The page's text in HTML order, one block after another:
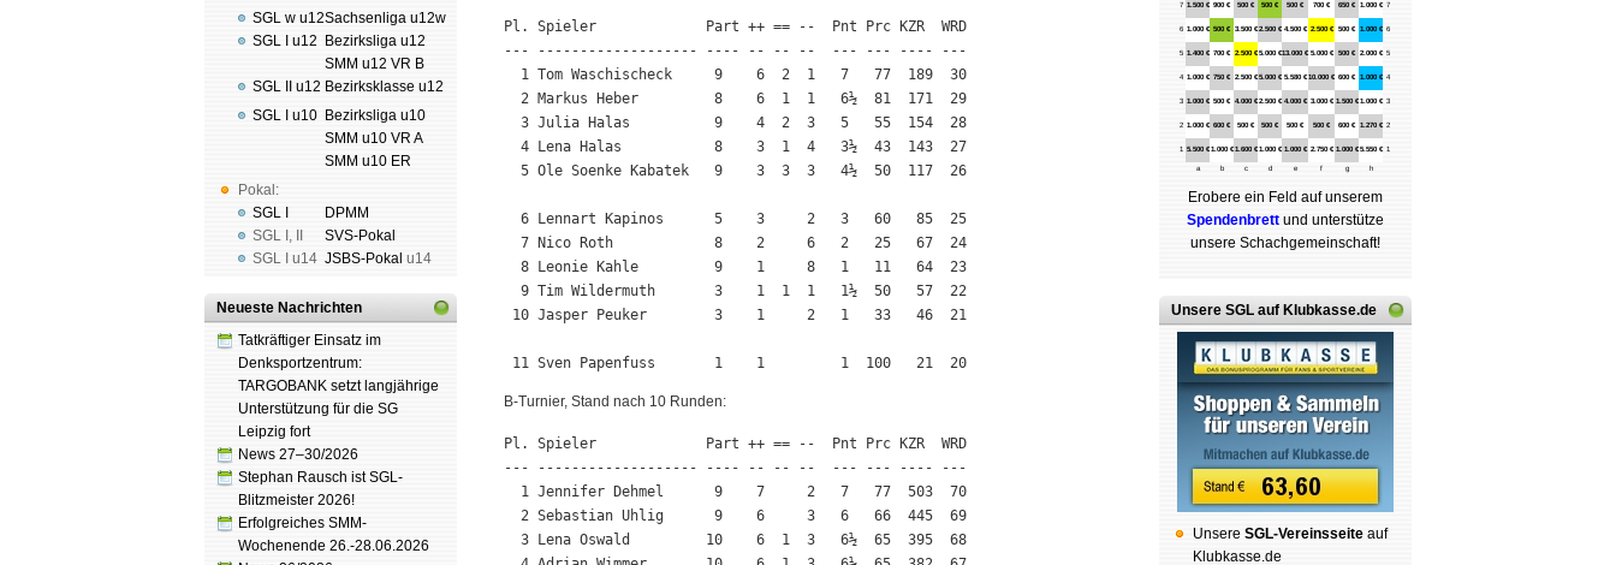
SGL w u12
SGL I u12
SGL II u12
SGL I u10
Pokal:
SGL I
SGL I ,
SGL I
u14
Sachsenliga u12w
Bezirksliga u12
SMM u12 VR B
Bezirksklasse u12
Bezirksliga u10
SMM u10 VR A
SMM u10 ER
DPMM
SVS-Pokal
JSBS-Pokal u14
Neueste Nachrichten
Tatkräftiger Einsatz im
Denksportzentrum:
TARGOBANK setzt langjährige
Unterstützung für die SG
Leipzig fort
News 27–30/2026
Stephan Rausch ist SGL-
Blitzmeister 2026!
Erfolgreiches SMM-
Wochenende 26.-28.06.2026
Pl. Spieler             Part ++ == --  Pnt Prc KZR  WRD
--- ------------------- ---- -- -- --  --- --- ---- ---
  1 Tom Waschischeck     9    6  2  1   7   77  189  30
  2 Markus Heber         8    6  1  1   6½  81  171  29
  3 Julia Halas          9    4  2  3   5   55  154  28
  4 Lena Halas           8    3  1  4   3½  43  143  27
  5 Ole Soenke Kabatek   9    3  3  3   4½  50  117  26
  6 Lennart Kapinos      5    3     2   3   60   85  25
  7 Nico Roth            8    2     6   2   25   67  24
  8 Leonie Kahle         9    1     8   1   11   64  23
  9 Tim Wildermuth       3    1  1  1   1½  50   57  22
10 Jasper Peuker        3    1     2   1   33   46  21
11 Sven Papenfuss       1    1         1  100   21  20
B-Turnier, Stand nach 10 Runden:
Pl. Spieler             Part ++ == --  Pnt Prc KZR  WRD
--- ------------------- ---- -- -- --  --- --- ---- ---
  1 Jennifer Dehmel      9    7     2   7   77  503  70
  2 Sebastian Uhlig      9    6     3   6   66  445  69
  3 Lena Oswald         10    6  1  3   6½  65  395  68
7 1.500 € 900 € 500 € 500 € 500 € 700 € 650 € 1.000 € 7
6 1.000 € 500 € 3.500 € 2.500 € 4.500 € 2.500 € 500 € 1.000 € 6
5 1.400 € 700 € 2.500 € 5.000 €13.000 € 5.000 € 500 € 2.000 € 5
4 1.000 € 750 € 2.500 € 5.000 € 5.580 € 10.000 € 600 € 1.000 € 4
3 1.000 € 500 € 4.000 € 2.500 € 4.000 € 3.000 € 1.500 € 1.000 € 3
2 1.000 € 600 € 500 € 500 € 500 € 500 € 600 € 1.270 € 2
1 5.500 € 1.000 € 1.600 € 1.000 € 1.000 € 2.750 € 1.000 € 5.550 € 1
a b c d e f g h
Erobere ein Feld auf unserem
Spenden­brett und unterstütze
unsere Schach­ge­mein­schaft!
Unsere SGL auf Klubkasse.de
Unsere SGL-Ver­eins­sei­te auf
Klubkasse.de